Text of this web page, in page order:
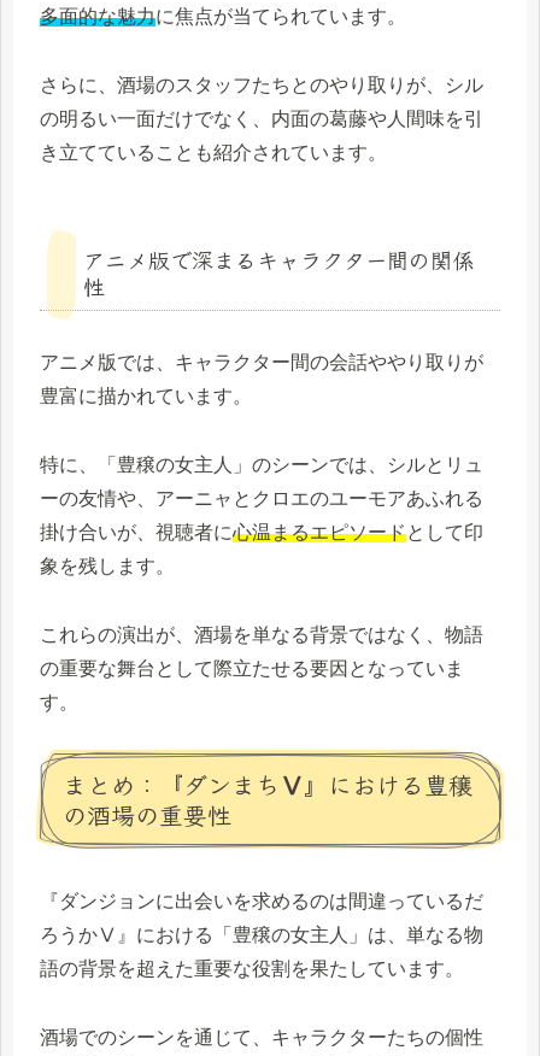
多面的な魅力に焦点が当てられています。
さらに、酒場のスタッフたちとのやり取りが、シル
の明るい一面だけでなく、内面の葛藤や人間味を引
き立てていることも紹介されています。
アニメ版で深まるキャラクター間の関係
性
アニメ版では、キャラクター間の会話ややり取りが
豊富に描かれています。
特に、「豊穣の女主人」のシーンでは、シルとリュ
ーの友情や、アーニャとクロエのユーモアあふれる
掛け合いが、視聴者に心温まるエピソードとして印
象を残します。
これらの演出が、酒場を単なる背景ではなく、物語
の重要な舞台として際立たせる要因となっていま
す。
まとめ：『ダンまちⅤ』における豊穣
の酒場の重要性
『ダンジョンに出会いを求めるのは間違っているだ
ろうかⅤ』における「豊穣の女主人」は、単なる物
語の背景を超えた重要な役割を果たしています。
酒場でのシーンを通じて、キャラクターたちの個性